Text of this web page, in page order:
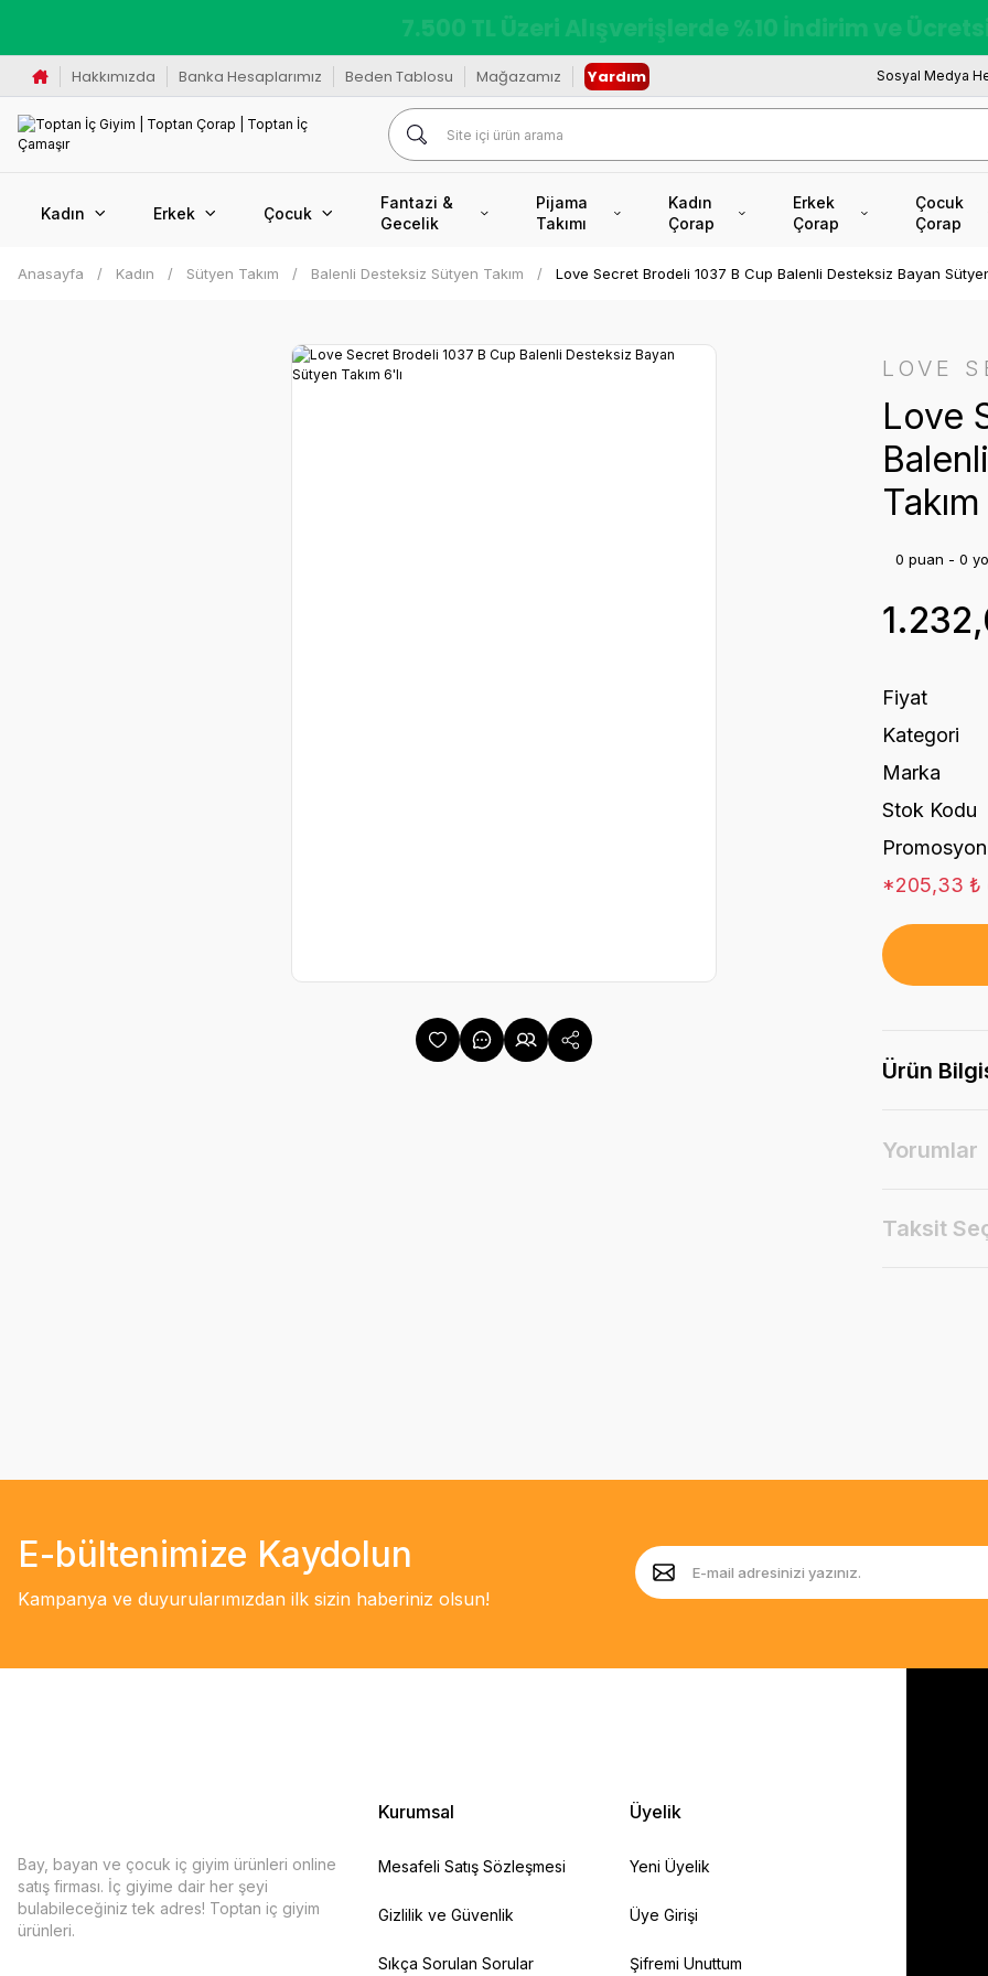
Kredi Kartına Vade Farksız +6 Taksit
Hakkımızda Banka Hesaplarımız Beden Tablosu Mağazamız Yardım Sosyal Medya
Kadın Erkek Çocuk
Fantazi &
Gecelik
Pijama
Takımı
Kadın
Çorap
Erkek
Çorap
Çocuk
Çorap
Anasayfa Kadın Sütyen Takım Balenli Desteksiz Sütyen Takım Love Secret Brodeli 1037 B Cup Balenli Desteksiz Bayan
LOVE
Love
0 puan - 0
Fiyat
Kategori
Marka
Stok Kodu
Promosyon
*205,33 ₺
Ürün
Yorumlar
Taksit
E-bültenimize Kaydolun
Kampanya ve duyurularımızdan ilk sizin haberiniz olsun!
Bay, bayan ve çocuk iç giyim ürünleri online
satış firması. İç giyime dair her şeyi
bulabileceğiniz tek adres! Toptan iç giyim
ürünleri.
Kurumsal
Mesafeli Satış Sözleşmesi
Gizlilik ve Güvenlik
Sıkça Sorulan Sorular
Üyelik
Yeni Üyelik
Üye Girişi
Şifremi Unuttum